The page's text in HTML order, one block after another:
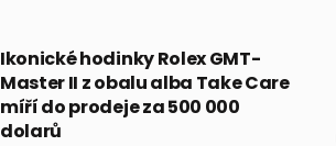
Ikonické hodinky Rolex GMT-
Master II z obalu alba Take Care
míří do prodeje za 500 000
dolarů